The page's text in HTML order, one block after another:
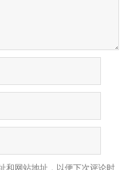
和网站地址，以便下次评论时